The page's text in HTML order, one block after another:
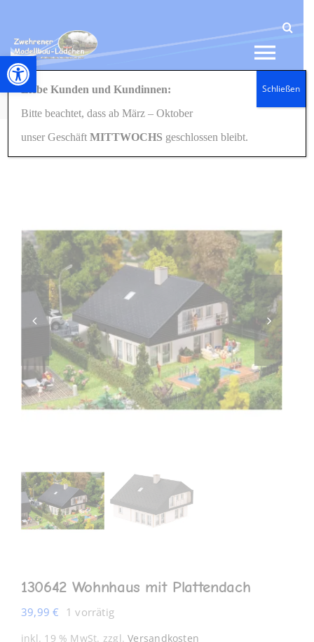
Werkzeugleiste öffnen
springen
HOME
GESCHENKIDEEN
KONTAKT
MEIN KONTO
Startseite Eisenbahn Häuser/Gebäude
H0/1:87
130642 Wohnhaus mit Plattendach
130642 Wohnhaus mit Plattendach
39,99€ 1 vorrätig
inkl. 19 % MwSt. zzgl.Versandkosten
Liebe Kunden und Kundinnen:
Bitte beachtet, dass ab März – Oktober
unser GeschäftMITTWOCHS geschlossen bleibt.
Schließen